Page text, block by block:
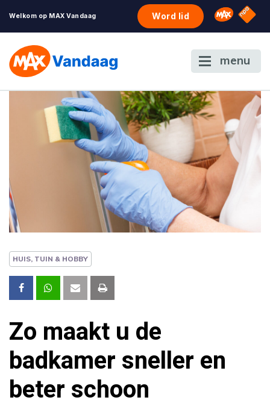
Welkom op MAX Vandaag Word lid Omroep
NPO
menu
HUIS, TUIN & HOBBY
Zo maakt u de
badkamer sneller en
beter schoon